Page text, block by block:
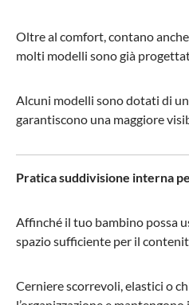
Oltre al comfort, contano
molti modelli sono già
Alcuni modelli sono dotati di
garantiscono una maggiore
Pratica suddivisione interna
Affinché il tuo bambino possa
spazio sufficiente per il
Cerniere scorrevoli, elastici o